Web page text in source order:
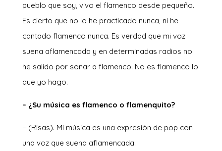
pueblo que soy, vivo el flamenco desde pequeño.
Es cierto que no lo he practicado nunca, ni he
cantado flamenco nunca. Es verdad que mi voz
suena aflamencada y en determinadas radios no
he salido por sonar a flamenco. No es flamenco lo
que yo hago.
– ¿Su música es flamenco o flamenquito?
– (Risas). Mi música es una expresión de pop con
una voz que suena aflamencada.